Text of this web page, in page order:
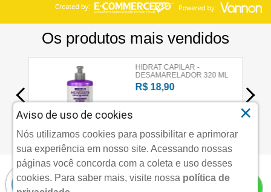
Aviso de uso de cookies
Nós utilizamos cookies para possibilitar e aprimorar
sua experiência em nosso site. Acessando nossas
páginas você concorda com a coleta e uso desses
cookies. Para saber mais, visite nossa política de
×